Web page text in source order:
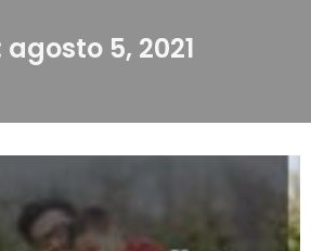
agosto 5, 2021